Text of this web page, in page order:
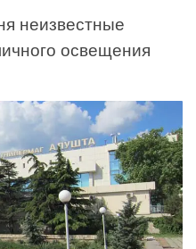
неизвестные
освещения